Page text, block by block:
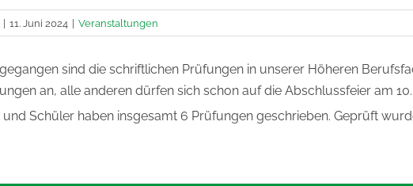
| 11. Juni 2024 | Veranstaltungen
sind die schriftlichen Prüfungen in unserer Höheren
an, alle anderen dürfen sich schon auf die Abschlussfeier am
und Schüler haben insgesamt 6 Prüfungen geschrieben. Geprüft